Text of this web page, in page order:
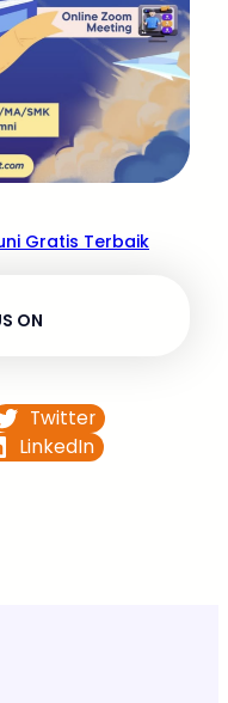
Gratis Terbaik
ON
Twitter
LinkedIn